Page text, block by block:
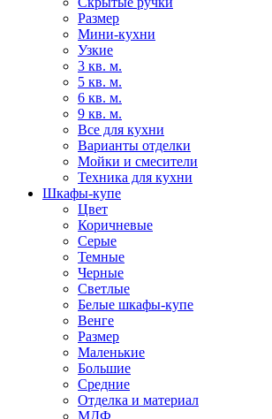
Размер
Мини-кухни
Узкие
3 кв. м.
5 кв. м.
6 кв. м.
9 кв. м.
Все для кухни
Варианты отделки
Мойки и смесители
Техника для кухни
Шкафы-купе
Цвет
Коричневые
Серые
Темные
Черные
Светлые
Белые шкафы-купе
Венге
Размер
Маленькие
Большие
Средние
Отделка и материал
МДФ